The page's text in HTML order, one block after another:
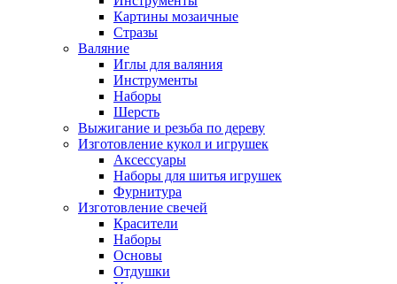
Картины мозаичные
Стразы
Валяние
Иглы для валяния
Инструменты
Наборы
Шерсть
Выжигание и резьба по дереву
Изготовление кукол и игрушек
Аксессуары
Наборы для шитья игрушек
Фурнитура
Изготовление свечей
Красители
Наборы
Основы
Отдушки